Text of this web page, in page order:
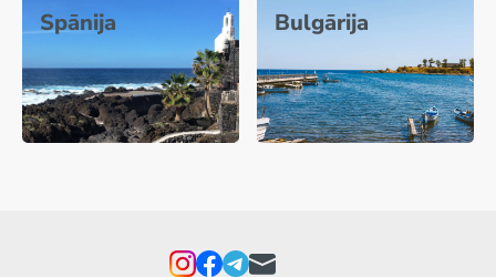
Spānija Bulgārija